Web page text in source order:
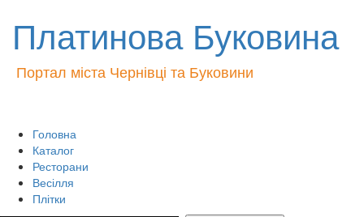
Платинова Буковина
Портал міста Чернівці та Буковини
Головна
Каталог
Ресторани
Весілля
Плітки